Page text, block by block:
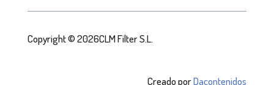
Copyright © 2026CLM Filter S.L.
Creado porDacontenidos